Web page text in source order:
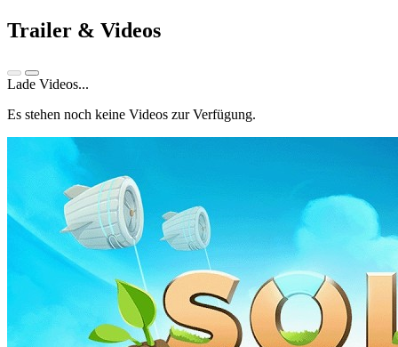
Trailer & Videos
Lade Videos...
Es stehen noch keine Videos zur Verfügung.